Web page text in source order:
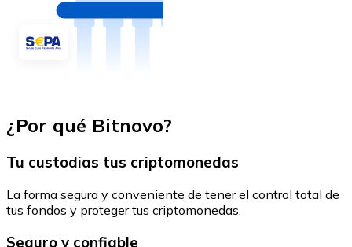
¿Por qué Bitnovo?
Tu custodias tus criptomonedas
La forma segura y conveniente de tener el control total de
tus fondos y proteger tus criptomonedas.
Seguro y confiable